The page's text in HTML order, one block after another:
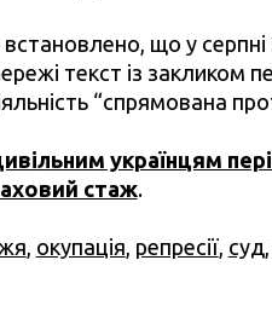
що у серпні
текст із
“спрямована
українцям
стаж.
, окупація, репресії, суд,